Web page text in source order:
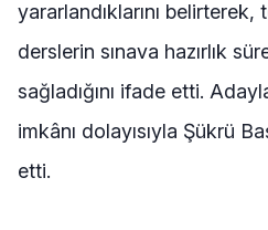
yararlandıklarını
derslerin sınava hazırlık
sağladığını ifade etti.
imkânı dolayısıyla Şükrü
etti.